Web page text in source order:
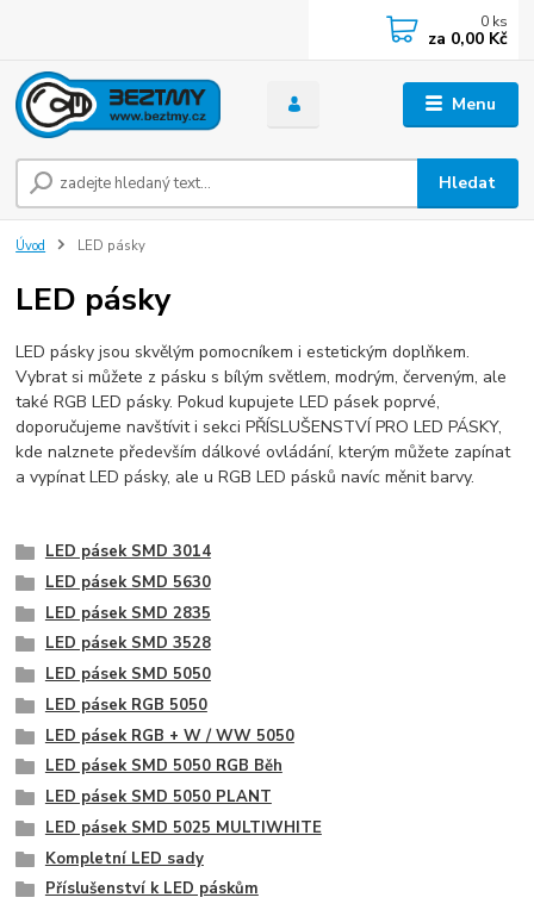
Menu
Hledat
0 ks
za 0,00 Kč
Úvod LED pásky
LED pásky
LED pásky jsou skvělým pomocníkem i estetickým doplňkem.
Vybrat si můžete z pásku s bílým světlem, modrým, červeným, ale
také RGB LED pásky. Pokud kupujete LED pásek poprvé,
doporučujeme navštívit i sekci PŘÍSLUŠENSTVÍ PRO LED PÁSKY,
kde nalznete především dálkové ovládání, kterým můžete zapínat
a vypínat LED pásky, ale u RGB LED pásků navíc měnit barvy.
LED pásek SMD 3014
LED pásek SMD 5630
LED pásek SMD 2835
LED pásek SMD 3528
LED pásek SMD 5050
LED pásek RGB 5050
LED pásek RGB + W / WW 5050
LED pásek SMD 5050 RGB Běh
LED pásek SMD 5050 PLANT
LED pásek SMD 5025 MULTIWHITE
Kompletní LED sady
Příslušenství k LED páskům